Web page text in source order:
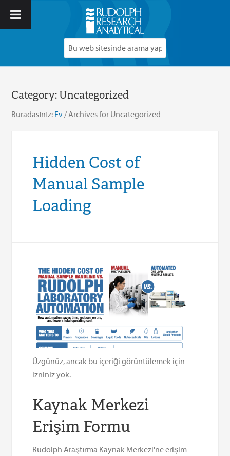
Category:Uncategorized
Buradasınız: Ev /Archives for Uncategorized
Hidden Cost of
Manual Sample
Loading
Üzgünüz, ancak bu içeriği görüntülemek için
izniniz yok.
Kaynak Merkezi
Erişim Formu
Rudolph Araştırma Kaynak Merkezi'ne erişim